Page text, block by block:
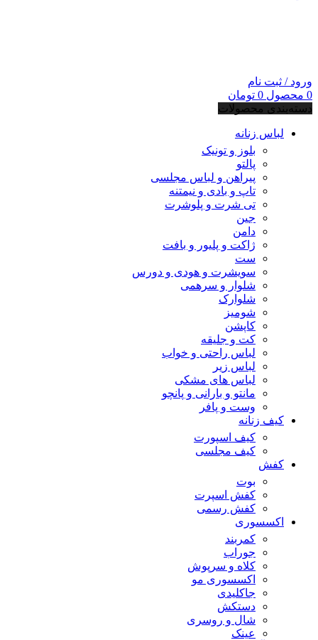
ورود / ثبت نام
0 محصول 0 تومان
دسته‌بندی محصولات
لباس زنانه
بلوز و تونیک
پالتو
پیراهن و لباس مجلسی
تاپ و بادی و نیمتنه
تی شرت و پلوشرت
جین
دامن
ژاکت و پلیور و بافت
ست
سویشرت و هودی و دورس
شلوار و سرهمی
شلوارک
شومیز
کاپشن
کت و جلیقه
لباس راحتی و خواب
لباس زیر
لباس های مشکی
مانتو و بارانی و پانچو
وست و پافر
کیف زنانه
کیف اسپورت
کیف مجلسی
کفش
بوت
کفش اسپرت
کفش رسمی
اکسسوری
کمربند
جوراب
کلاه و سرپوش
اکسسوری مو
جاکلیدی
دستکش
شال و روسری
عینک